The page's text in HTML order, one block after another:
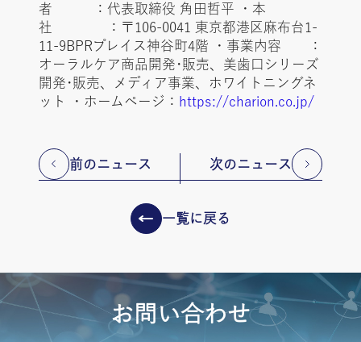
者 ：代表取締役 角田哲平 ・本
社 ：〒106-0041 東京都港区麻布台1-
11-9BPRプレイス神谷町4階 ・事業内容 ：
オーラルケア商品開発･販売、美歯口シリーズ
開発･販売、メディア事業、ホワイトニングネ
ット ・ホームページ： https://charion.co.jp/
前のニュース
一覧に戻る
次のニュース
お問い合わせ